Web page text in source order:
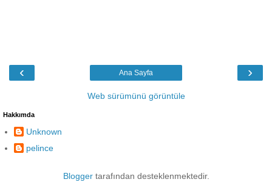
‹ ›
Ana Sayfa
Web sürümünü görüntüle
Hakkımda
Unknown
pelince
Bloggertarafından desteklenmektedir.